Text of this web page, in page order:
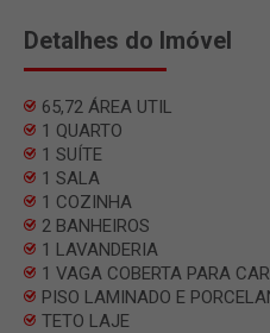
Detalhes do Imóvel
65,72 ÁREA UTIL
1 QUARTO
1 SUÍTE
1 SALA
1 COZINHA
2 BANHEIROS
1 LAVANDERIA
1 VAGA COBERTA PARA
PISO LAMINADO E
TETO LAJE